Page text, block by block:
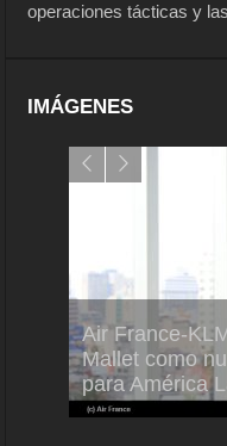
operaciones tácticas y
IMÁGENES
Air France-
Mallet como
para América